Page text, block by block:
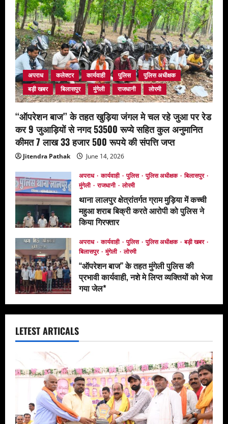
अपराध कलेक्टर कार्यवाही पुलिस
पुलिस अधीक्षक
बड़ी खबर
बिलासपुर मुंगेली राजधानी लोरमी
‘‘ऑपरेशन बाज’’ के तहत खुड़िया जंगल मे चल रहे जुआ पर रेड
कर 9 जुआड़ियों से नगद 53500 रूप्ये सहित कुल अनुमानित
कीमत 7 लाख 33 हजार 500 रूपये की संपत्ति जप्त
Jitendra Pathak June 14, 2026
अपराध कार्यवाही पुलिस पुलिस अधीक्षक
बिलासपुर
मुंगेली
राजधानी लोरमी
थाना लालपुर क्षेत्रांतर्गत ग्राम मुड़िया में कच्ची
महुआ शराब बिक्री करते आरोपी को पुलिस ने
किया गिरफ्तार
अपराध कार्यवाही पुलिस पुलिस अधीक्षक
बड़ी खबर
बिलासपुर
मुंगेली लोरमी
‘‘ऑपरेशन बाज’’ के तहत मुंगेली पुलिस की
प्रभावी कार्यवाही, नशे मे लिप्त व्यक्तियों को भेजा
गया जेल*
LETEST ARTICALS